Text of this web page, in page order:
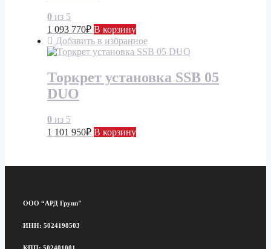
0 из 5
1 093 770₽ В корзину
Добавить в избранное
Торкрет установка SSB 05
DUO
0 из 5
1 101 950₽ В корзину
ООО “АРД Групп"
ИНН: 5024198503